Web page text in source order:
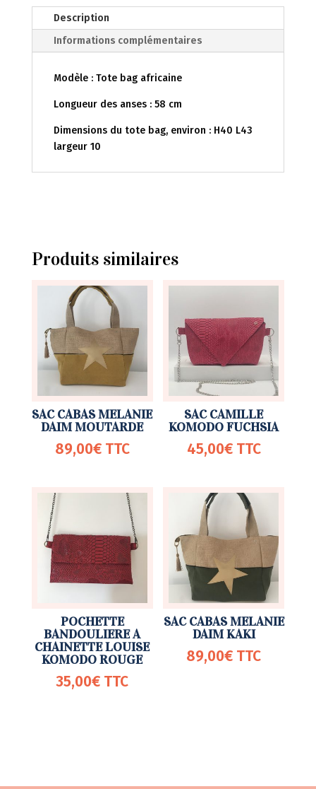
Description
Informations complémentaires
Modèle : Tote bag africaine
Longueur des anses : 58 cm
Dimensions du tote bag, environ : H40 L43
largeur 10
Produits similaires
SAC CABAS MELANIE
DAIM MOUTARDE
89,00€ TTC
SAC CAMILLE
KOMODO FUCHSIA
45,00€ TTC
POCHETTE
BANDOULIERE A
CHAINETTE LOUISE
KOMODO ROUGE
35,00€ TTC
SAC CABAS MELANIE
DAIM KAKI
89,00€ TTC